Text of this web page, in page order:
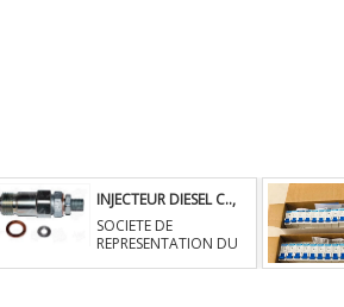
INJECTEUR DIESEL C..,
25400.00 XAF.
Secteur: Groupe
SOCIETE DE
REPRESENTATION DU